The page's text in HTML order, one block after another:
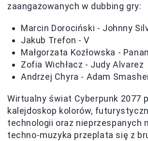
zaangażowanych w dubbing gry:
Marcin Dorociński - Johnny
Jakub Trefon - V
Małgorzata Kozłowska -
Zofia Wichłacz - Judy Alvarez
Andrzej Chyra - Adam
Wirtualny świat Cyberpunk 2077
kalejdoskop kolorów,
technologii oraz nieprzespanych
techno-muzyka przeplata się z